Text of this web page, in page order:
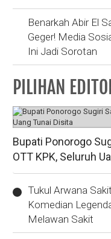
Benarkah Abir El
Geger! Media
Ini Jadi Sorotan
PILIHAN
Bupati Ponorogo
OTT KPK, Seluruh
Tukul Arwana
Komedian
Melawan Sakit